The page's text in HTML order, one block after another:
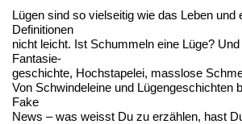
Lügen sind so vielseitig wie das Leben und
Definitionen
nicht leicht. Ist Schummeln eine Lüge?
Fantasie-
geschichte, Hochstapelei, masslose
Von Schwindeleine und Lügengeschichten
Fake
News – was weisst Du zu erzählen, hast